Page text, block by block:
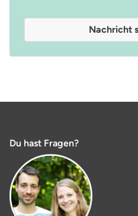
Nachricht
Du hast Fragen?